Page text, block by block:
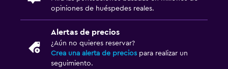
opiniones de huéspedes reales.
Alertas de precios
¿Aún no quieres reservar?
Crea una alerta de precios para realizar un
seguimiento.